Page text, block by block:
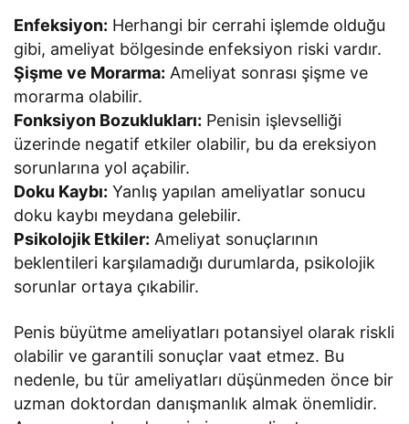
Enfeksiyon: Herhangi bir cerrahi işlemde olduğu
gibi, ameliyat bölgesinde enfeksiyon riski vardır.
Şişme ve Morarma: Ameliyat sonrası şişme ve
morarma olabilir.
Fonksiyon Bozuklukları: Penisin işlevselliği
üzerinde negatif etkiler olabilir, bu da ereksiyon
sorunlarına yol açabilir.
Doku Kaybı: Yanlış yapılan ameliyatlar sonucu
doku kaybı meydana gelebilir.
Psikolojik Etkiler: Ameliyat sonuçlarının
beklentileri karşılamadığı durumlarda, psikolojik
sorunlar ortaya çıkabilir.
Penis büyütme ameliyatları potansiyel olarak riskli
olabilir ve garantili sonuçlar vaat etmez. Bu
nedenle, bu tür ameliyatları düşünmeden önce bir
uzman doktordan danışmanlık almak önemlidir.